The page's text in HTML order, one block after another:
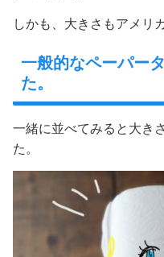
しかも、大きさもアメリ
一般的なペーパー
た。
一緒に並べてみると大き
た。